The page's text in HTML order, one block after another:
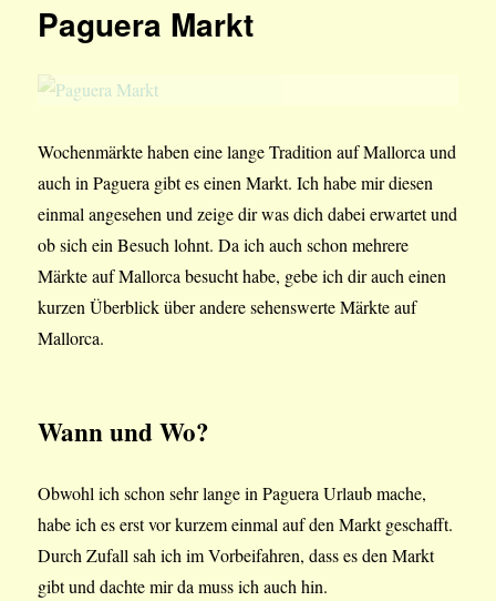
Paguera Markt
Wochenmärkte haben eine lange Tradition auf Mallorca und
auch in Paguera gibt es einen Markt. Ich habe mir diesen
einmal angesehen und zeige dir was dich dabei erwartet und
ob sich ein Besuch lohnt. Da ich auch schon mehrere
Märkte auf Mallorca besucht habe, gebe ich dir auch einen
kurzen Überblick über andere sehenswerte Märkte auf
Mallorca.
Wann und Wo?
Obwohl ich schon sehr lange in Paguera Urlaub mache,
habe ich es erst vor kurzem einmal auf den Markt geschafft.
Durch Zufall sah ich im Vorbeifahren, dass es den Markt
gibt und dachte mir da muss ich auch hin.